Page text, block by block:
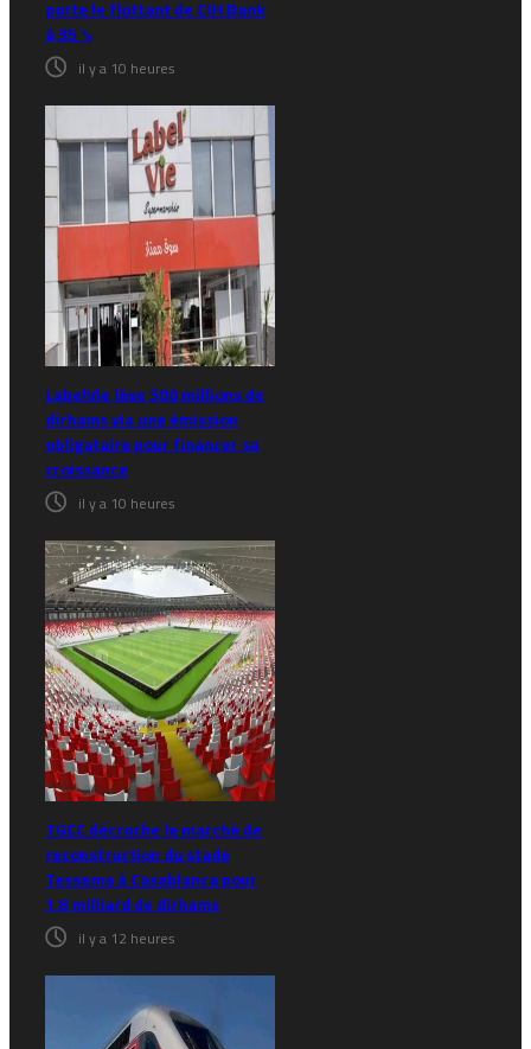
porte le flottant de CIH Bank
à 35 %
il y a 10 heures
LabelVie lève 500 millions de
dirhams via une émission
obligataire pour financer sa
croissance
il y a 10 heures
TGCC décroche le marché de
reconstruction du stade
Tessema à Casablanca pour
1,8 milliard de dirhams
il y a 12 heures